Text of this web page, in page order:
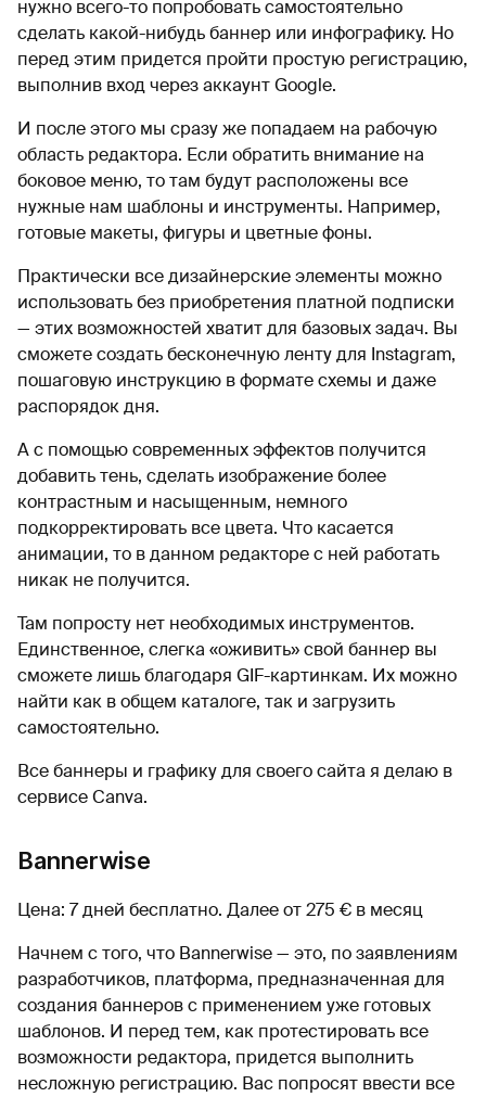
нужно всего-то попробовать самостоятельно
сделать какой-нибудь баннер или инфографику. Но
перед этим придется пройти простую регистрацию,
выполнив вход через аккаунт Google.
И после этого мы сразу же попадаем на рабочую
область редактора. Если обратить внимание на
боковое меню, то там будут расположены все
нужные нам шаблоны и инструменты. Например,
готовые макеты, фигуры и цветные фоны.
Практически все дизайнерские элементы можно
использовать без приобретения платной подписки
— этих возможностей хватит для базовых задач. Вы
сможете создать бесконечную ленту для Instagram,
пошаговую инструкцию в формате схемы и даже
распорядок дня.
А с помощью современных эффектов получится
добавить тень, сделать изображение более
контрастным и насыщенным, немного
подкорректировать все цвета. Что касается
анимации, то в данном редакторе с ней работать
никак не получится.
Там попросту нет необходимых инструментов.
Единственное, слегка «оживить» свой баннер вы
сможете лишь благодаря GIF-картинкам. Их можно
найти как в общем каталоге, так и загрузить
самостоятельно.
Все баннеры и графику для своего сайта я делаю в
сервисе Canva.
Bannerwise
Цена: 7 дней бесплатно. Далее от 275 € в месяц
Начнем с того, что Bannerwise — это, по заявлениям
разработчиков, платформа, предназначенная для
создания баннеров с применением уже готовых
шаблонов. И перед тем, как протестировать все
возможности редактора, придется выполнить
несложную регистрацию. Вас попросят ввести все